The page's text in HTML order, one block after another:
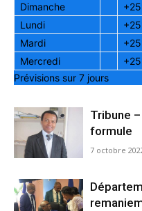
Dimanche
+
Lundi
+
Mardi
+
Mercredi
+
Prévisions sur 7 jours
Tribune
formule
7 octobre